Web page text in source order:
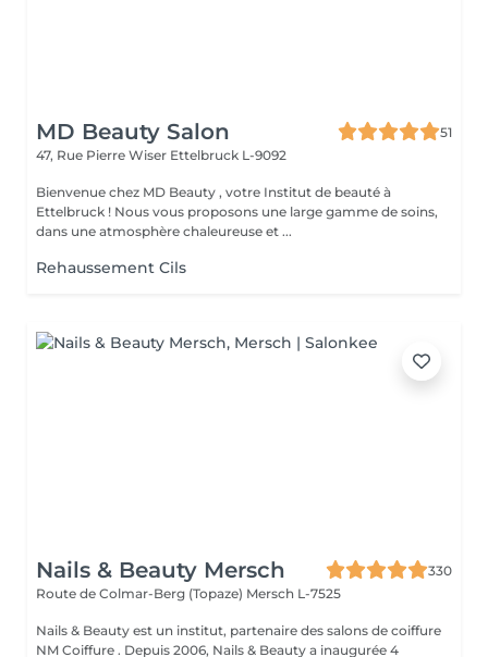
MD Beauty Salon
51
47, Rue Pierre Wiser Ettelbruck L-9092
Bienvenue chez MD Beauty , votre Institut de beauté à
Ettelbruck ! Nous vous proposons une large gamme de soins,
dans une atmosphère chaleureuse et ...
Rehaussement Cils
Nails & Beauty Mersch
330
Route de Colmar-Berg (Topaze) Mersch L-7525
Nails & Beauty est un institut, partenaire des salons de coiffure
NM Coiffure . Depuis 2006, Nails & Beauty a inaugurée 4